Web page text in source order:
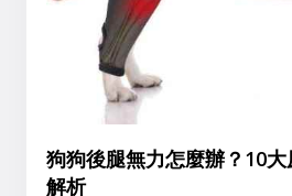
狗狗後腿無力怎麼辦？10
解析